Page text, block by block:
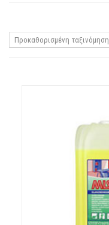
Προκαθορισμένη ταξινόμηση